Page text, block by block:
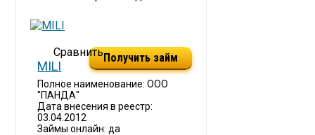
MILI
Полное наименование: ООО
"ПАНДА"
Дата внесения в реестр:
03.04.2012
Займы онлайн: да
Получить займ